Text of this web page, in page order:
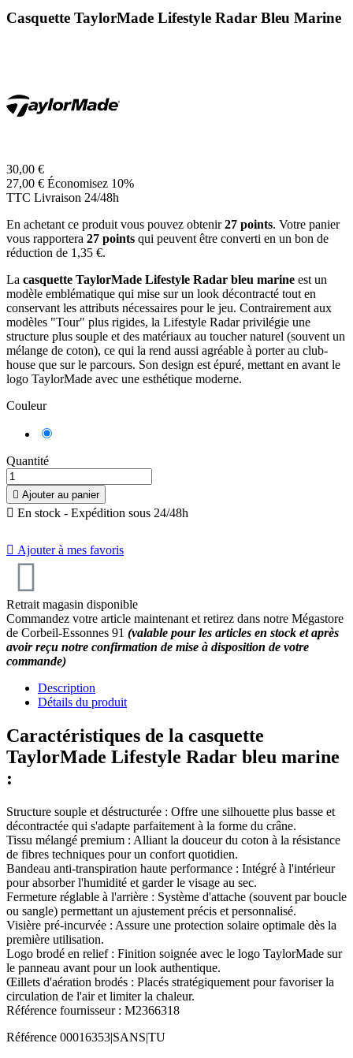
Casquette TaylorMade Lifestyle Radar Bleu Marine
30,00 €
27,00 € Économisez 10%
TTC Livraison 24/48h
En achetant ce produit vous pouvez obtenir27 points. Votre panier
vous rapportera 27 points qui peuvent être converti en un bon de
réduction de 1,35 €.
La casquette TaylorMade Lifestyle Radar bleu marine est un
modèle emblématique qui mise sur un look décontracté tout en
conservant les attributs nécessaires pour le jeu. Contrairement aux
modèles "Tour" plus rigides, la Lifestyle Radar privilégie une
structure plus souple et des matériaux au toucher naturel (souvent un
mélange de coton), ce qui la rend aussi agréable à porter au club-
house que sur le parcours. Son design est épuré, mettant en avant le
logo TaylorMade avec une esthétique moderne.
Couleur
Quantité
 Ajouter au panier
 En stock - Expédition sous 24/48h
 Ajouter à mes favoris
Retrait magasin disponible
Commandez votre article maintenant et retirez dans notre Mégastore
de Corbeil-Essonnes 91 (valable pour les articles en stock et après
avoir reçu notre confirmation de mise à disposition de votre
commande)
Description
Détails du produit
Caractéristiques de la casquette
TaylorMade Lifestyle Radar bleu marine
:
Structure souple et déstructurée : Offre une silhouette plus basse et
décontractée qui s'adapte parfaitement à la forme du crâne.
Tissu mélangé premium : Alliant la douceur du coton à la résistance
de fibres techniques pour un confort quotidien.
Bandeau anti-transpiration haute performance : Intégré à l'intérieur
pour absorber l'humidité et garder le visage au sec.
Fermeture réglable à l'arrière : Système d'attache (souvent par boucle
ou sangle) permettant un ajustement précis et personnalisé.
Visière pré-incurvée : Assure une protection solaire optimale dès la
première utilisation.
Logo brodé en relief : Finition soignée avec le logo TaylorMade sur
le panneau avant pour un look authentique.
Œillets d'aération brodés : Placés stratégiquement pour favoriser la
circulation de l'air et limiter la chaleur.
Référence fournisseur : M2366318
Référence 00016353|SANS|TU